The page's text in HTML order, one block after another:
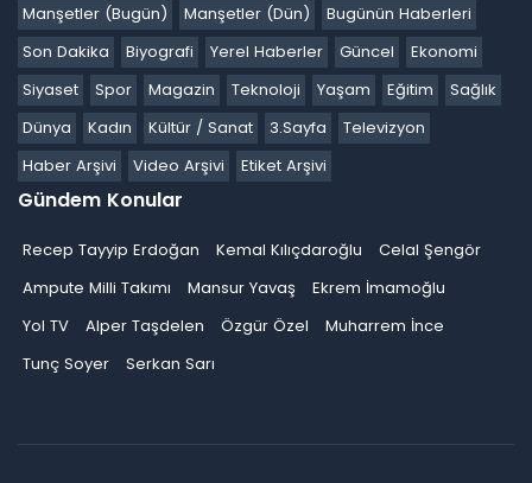
Manşetler (Bugün)
Manşetler (Dün)
Bugünün Haberleri
Son Dakika
Biyografi Yerel Haberler Güncel
Ekonomi
Siyaset
Spor Magazin Teknoloji Yaşam Eğitim
Sağlık
Dünya
Kadın Kültür / Sanat 3.Sayfa
Televizyon
Haber Arşivi
Video Arşivi Etiket Arşivi
Gündem Konular
Recep Tayyip Erdoğan Kemal Kılıçdaroğlu
Celal Şengör
Ampute Milli Takımı
Mansur Yavaş
Ekrem İmamoğlu
Yol TV
Alper Taşdelen Özgür Özel
Muharrem İnce
Tunç Soyer
Serkan Sarı